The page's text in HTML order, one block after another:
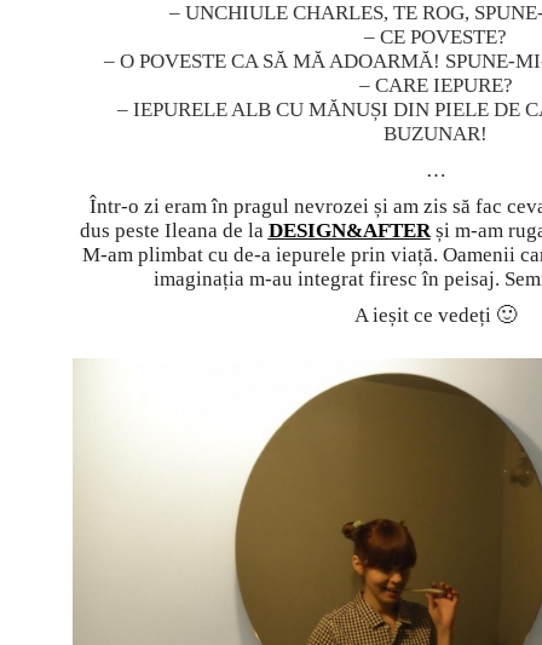
– UNCHIULE CHARLES, TE ROG,
– CE POVESTE?
– O POVESTE CA SĂ MĂ ADOARMĂ! SPUNE-
– CARE IEPURE?
– IEPURELE ALB CU MĂNUȘI DIN PIELE DE
BUZUNAR!
…
Într-o zi eram în pragul nevrozei și am zis să fac
dus peste Ileana de la DESIGN&AFTER și m-am
M-am plimbat cu de-a iepurele prin viață. Oamenii
imaginația m-au integrat firesc în peisaj.
A ieșit ce vedeți 🙂